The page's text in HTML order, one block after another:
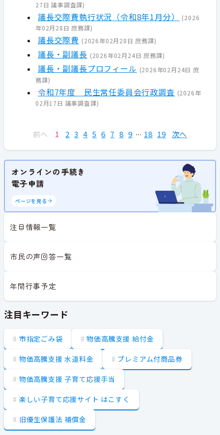
27日 議事調査課)
議長交際費執行状況（令和8年1月分） (2026
年02月28日 庶務課)
議長交際費 (2026年02月28日 庶務課)
議長・副議長 (2026年02月24日 庶務課)
議長・副議長プロフィール (2026年02月24日 庶
務課)
令和7年度 民生常任委員会行政調査 (2026年
02月17日 議事調査課)
前へ 1 2 3 4 5 6 7 8 9 18 19 次へ
オンラインの手続き
電子申請
ページを見る
注目情報一覧
市民の声回答一覧
年間行事予定
注目キーワード
市指定ごみ袋 物価高騰支援 給付金
物価高騰支援 水道料金 プレミアム付商品券
物価高騰支援 子育て応援手当
楽しい子育て応援サイト はこすく
旧優生保護法 補償金